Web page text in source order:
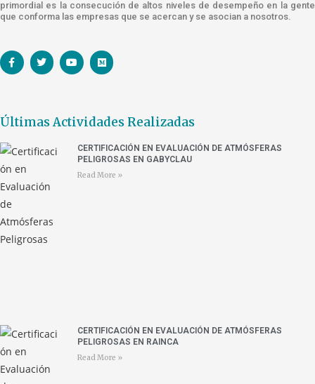
primordial es la consecución de altos niveles de desempeño en la gente
que conforma las empresas que se acercan y se asocian a nosotros.
Últimas Actividades Realizadas
CERTIFICACIÓN EN EVALUACIÓN DE ATMÓSFERAS
PELIGROSAS EN GABYCLAU
Read More »
CERTIFICACIÓN EN EVALUACIÓN DE ATMÓSFERAS
PELIGROSAS EN RAINCA
Read More »